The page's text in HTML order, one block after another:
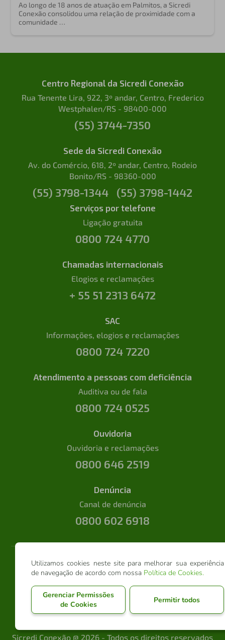
Ao longo de 18 anos de atuação em Palmitos, a Sicredi
Conexão consolidou uma relação de proximidade com a
comunidade …
Utilizamos cookies neste site para melhorar sua experiência
de navegação de acordo com nossa Política de Cookies.
Gerenciar Permissões
de Cookies
Permitir todos
Centro Regional da Sicredi Conexão
Rua Tenente Lira, 922, 3º andar, Centro, Frederico
Westphalen/RS - 98400-000
(55) 3744-7350
Sede da Sicredi Conexão
Av. do Comércio, 618, 2º andar, Centro, Rodeio
Bonito/RS - 98360-000
(55) 3798-1344 (55) 3798-1442
Serviços por telefone
Ligação gratuita
0800 724 4770
Chamadas internacionais
Elogios e reclamações
+ 55 51 2313 6472
SAC
Informações, elogios e reclamações
0800 724 7220
Atendimento a pessoas com deficiência
Auditiva ou de fala
0800 724 0525
Ouvidoria
Ouvidoria e reclamações
0800 646 2519
Denúncia
Canal de denúncia
0800 602 6918
Sicredi Conexão @ 2026 - Todos os direitos reservados